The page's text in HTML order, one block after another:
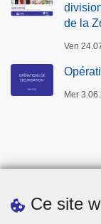
Ce site
de la
Ven
Mer